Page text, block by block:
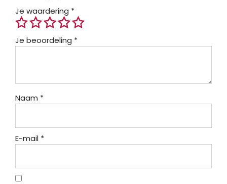
Je waardering *
Je beoordeling *
Naam *
E-mail *